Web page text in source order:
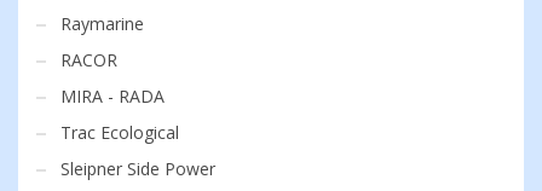
Raymarine
RACOR
MIRA - RADA
Trac Ecological
Sleipner Side Power